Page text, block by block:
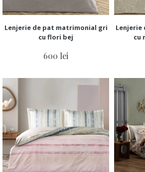
Lenjerie de pat matrimonial gri
cu flori bej
600 lei
Lenjerie
cu